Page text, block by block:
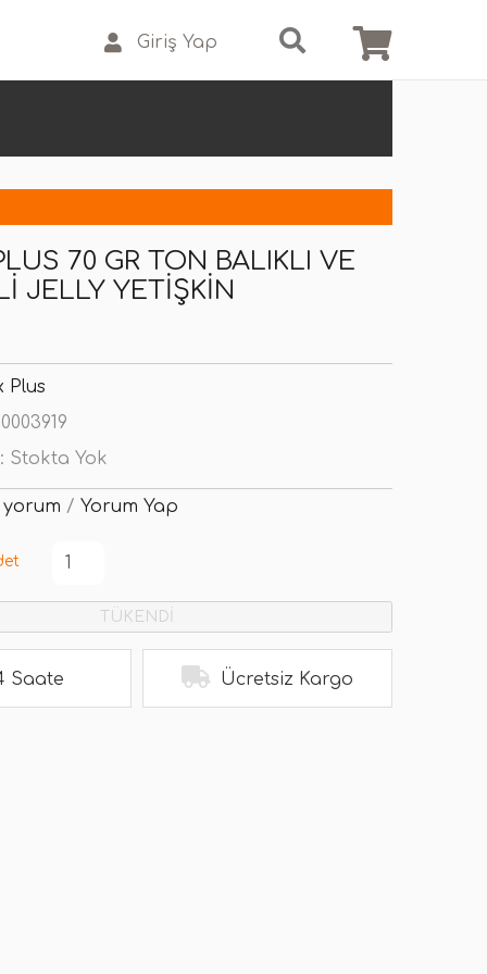
Giriş Yap
70 GR TON BALIKLI VE
JELLY YETIŞKIN
Plus
Stokta Yok
yorum / Yorum Yap
TÜKENDİ
Saate Ücretsiz Kargo